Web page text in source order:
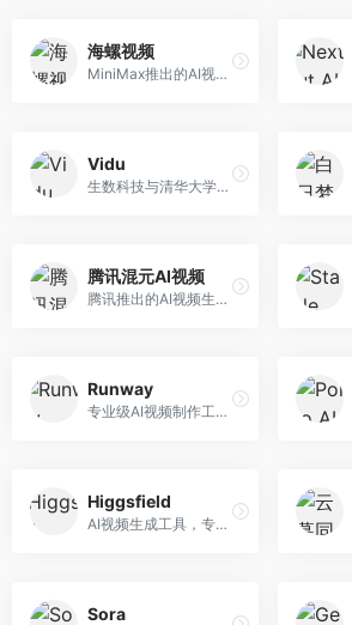
海螺视频
MiniMax推出的AI视频生成工具，支持高质量视频创作。面向内容创作者，提供文生视频、视频编辑等功能，生成速度快，视频效果自然流畅。
Vidu
生数科技与清华大学联合研发的AI视频生成大模型。面向视频创作者和内容生产者，支持文生视频、图生视频，视频质量高，物理运动理解准确，国产视频生成领先工具。
腾讯混元AI视频
腾讯推出的AI视频生成工具，基于混元大模型。面向腾讯生态用户和内容创作者，支持文生视频、视频编辑等功能，与腾讯产品生态深度整合。
Runway
专业级AI视频制作工具，支持视频生成与编辑。面向影视制作人和创意工作者，提供文生视频、视频编辑、绿幕抠像等专业功能，视频处理能力强，适合专业创作场景。
Higgsfield
AI视频生成工具，专注于高质量视频内容创作。面向视频创作者和营销人员，支持文生视频、视频编辑等功能，视频效果逼真，适合商业应用。
Sora